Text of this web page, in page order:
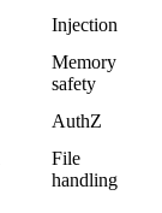
Injection
Memory
safety
AuthZ
File
handling